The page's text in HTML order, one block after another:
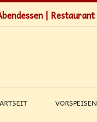
| Restaurant
VORSPEISEN